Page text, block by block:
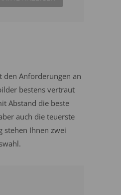
den Anforderungen an
bestens vertraut
Abstand die beste
auch die teuerste
stehen Ihnen zwei